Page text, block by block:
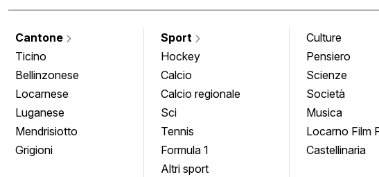
Cantone
Ticino
Bellinzonese
Locarnese
Luganese
Mendrisiotto
Grigioni
Sport
Hockey
Calcio
Calcio regionale
Sci
Tennis
Formula 1
Altri sport
Culture
Pensiero
Scienze
Società
Musica
Locarno Film
Castellinaria